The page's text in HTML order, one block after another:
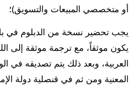
أو متخصصي المبيعات والتسويق)؛
يجب تحضير نسخة من الدبلوم في
يكون موثقاً، مع ترجمة موثقة إلى
العربية، وبعد ذلك يتم تصديقه في
المعنية ومن ثم في قنصلية دولة